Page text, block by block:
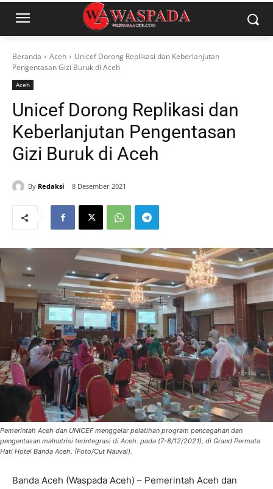
Beranda Aceh
Unicef Dorong Replikasi dan Keberlanjutan
Pengentasan Gizi Buruk di Aceh
Aceh
Unicef Dorong Replikasi dan
Keberlanjutan Pengentasan
Gizi Buruk di Aceh
By Redaksi 8 Desember 2021
Pemerintah Aceh dan UNICEF menggelar pelatihan program pencegahan dan
pengentasan malnutrisi terintegrasi di Aceh. pada (7-8/12/2021), di Grand Permata
Hati Hotel Banda Aceh. (Foto/Cut Nauval).
Banda Aceh (Waspada Aceh) – Pemerintah Aceh dan